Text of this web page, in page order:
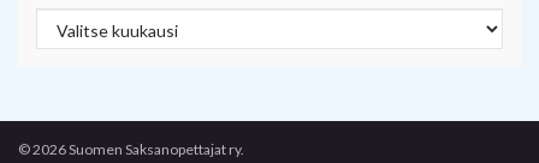
Arkisto
© 2026 Suomen Saksanopettajat ry.